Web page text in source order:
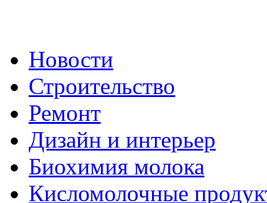
Новости
Строительство
Ремонт
Дизайн и интерьер
Биохимия молока
Кисломолочные